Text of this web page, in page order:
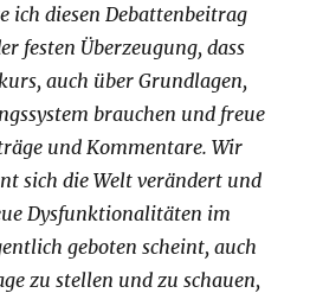
ich diesen Debattenbeitrag
festen Überzeugung, dass
auch über Grundlagen,
brauchen und freue
und Kommentare. Wir
sich die Welt verändert und
Dysfunktionalitäten im
geboten scheint, auch
zu stellen und zu schauen,